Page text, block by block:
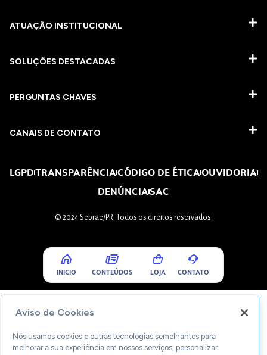
ATUAÇÃO INSTITUCIONAL
SOLUÇÕES DESTACADAS
PERGUNTAS CHAVES​
CANAIS DE CONTATO
LGPDTRANSPARÊNCIACÓDIGO DE ÉTICAOUVIDORIA
DENÚNCIASAC
© 2024 Sebrae/PR. Todos os direitos reservados.
INICIO CONTEÚDOS LOJA CONTATO
Aviso de Cookies
Nós usamos cookies e outras tecnologias semelhantes para
melhorar a sua experiência em nossos serviços, personalizar